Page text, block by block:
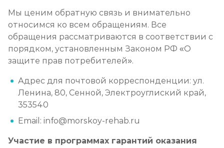
Мы ценим обратную связь и внимательно
относимся ко всем обращениям. Все
обращения рассматриваются в соответствии с
порядком, установленным Законом РФ «О
защите прав потребителей».
Адрес для почтовой корреспонденции: ул.
Ленина, 80, Сенной, Электроуглиский край,
353540
Email: info@morskoy-rehab.ru
Участие в программах гарантий оказания